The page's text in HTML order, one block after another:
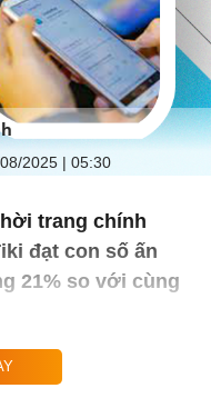
2025 | 05:30
trang chính
đạt con số ấn
21% so với cùng